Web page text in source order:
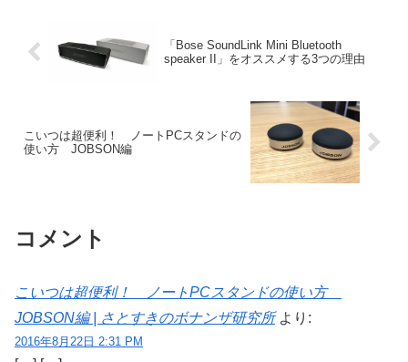
「Bose SoundLink Mini Bluetooth
speaker II」をオススメする3つの理由
こいつは超便利！ ノートPCスタンドの
使い方 JOBSON編
コメント
こいつは超便利！ ノートPCスタンドの使い方
JOBSON編 | さとすきのボナンザ研究所 より:
2016年8月22日 2:31 PM